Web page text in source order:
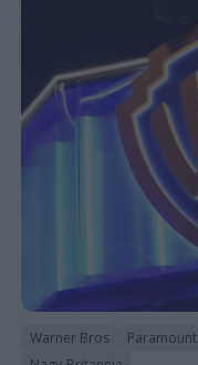
Warner Bros Paramount